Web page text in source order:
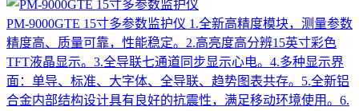
PM-9000GTE 15寸多参数监护仪 1.全新高精度模块，测量参数
精度高、质量可靠，性能稳定。2.高亮度高分辨15英寸彩色
TFT液晶显示。3.全导联七通道同步显示心电。4.多种显示界
面：单导、标准、大字体、全导联、趋势图表共存。5.全新铝
合金内部结构设计具有良好的抗震性，满足移动环境使用。6.